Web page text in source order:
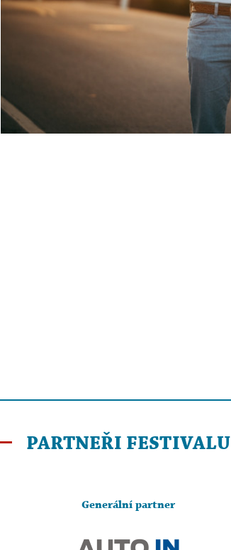
PARTNEŘI FESTIVALU
Generální partner